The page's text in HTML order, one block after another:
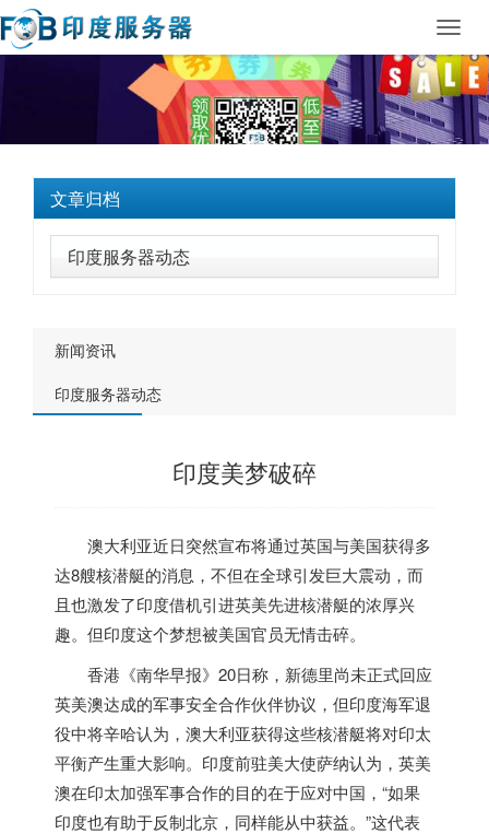
文章归档
印度服务器动态
新闻资讯
印度服务器动态
印度美梦破碎
澳大利亚近日突然宣布将通过英国与美国获得多
达8艘核潜艇的消息，不但在全球引发巨大震动，而
且也激发了印度借机引进英美先进核潜艇的浓厚兴
趣。但印度这个梦想被美国官员无情击碎。
香港《南华早报》20日称，新德里尚未正式回应
英美澳达成的军事安全合作伙伴协议，但印度海军退
役中将辛哈认为，澳大利亚获得这些核潜艇将对印太
平衡产生重大影响。 印度前驻美大使萨纳认为，英美
澳在印太加强军事合作的目的在于应对中国，“如果
印度也有助于反制北京，同样能从中获益。”这代表